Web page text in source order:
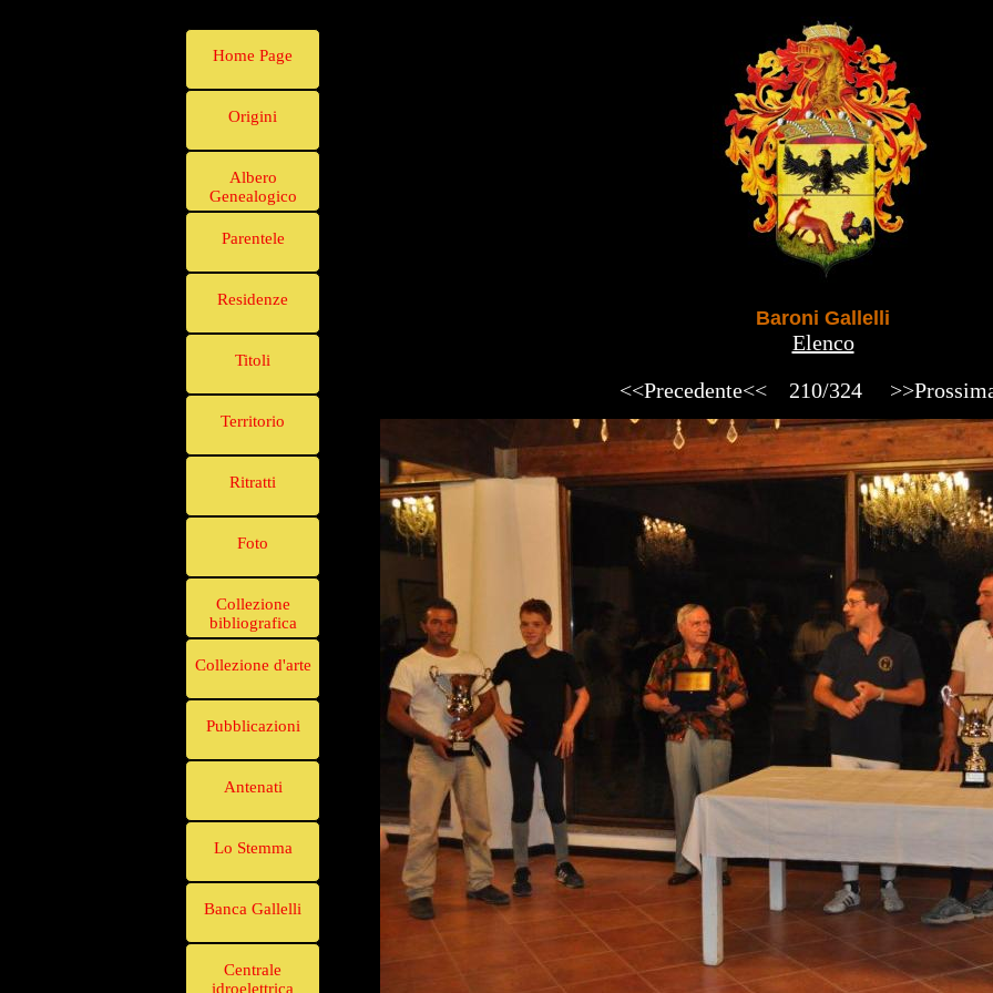
Home Page
Origini
Albero
Genealogico
Parentele
Residenze
Titoli
Territorio
Ritratti
Foto
Collezione
bibliografica
Collezione d'arte
Pubblicazioni
Antenati
Lo Stemma
Banca Gallelli
Centrale
idroelettrica
Baroni Gallelli
Elenco
<<Precedente<<210/324